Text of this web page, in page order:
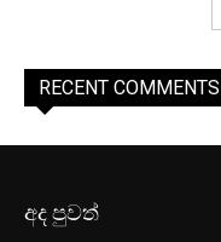
RECENT COMMENTS
අද පුවත්